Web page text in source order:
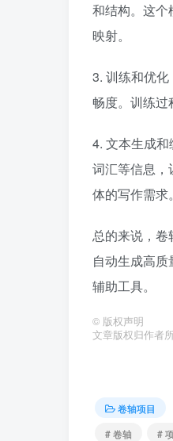
和结构。这个
映射。
3. 训练和优
畅度。训练过
4. 文本生成
词汇等信息，
体的写作需求。
总的来说，卷
自动生成高
辅助工具。
© 版权声明
文章版权归作者
卷轴项目
# 卷轴
#